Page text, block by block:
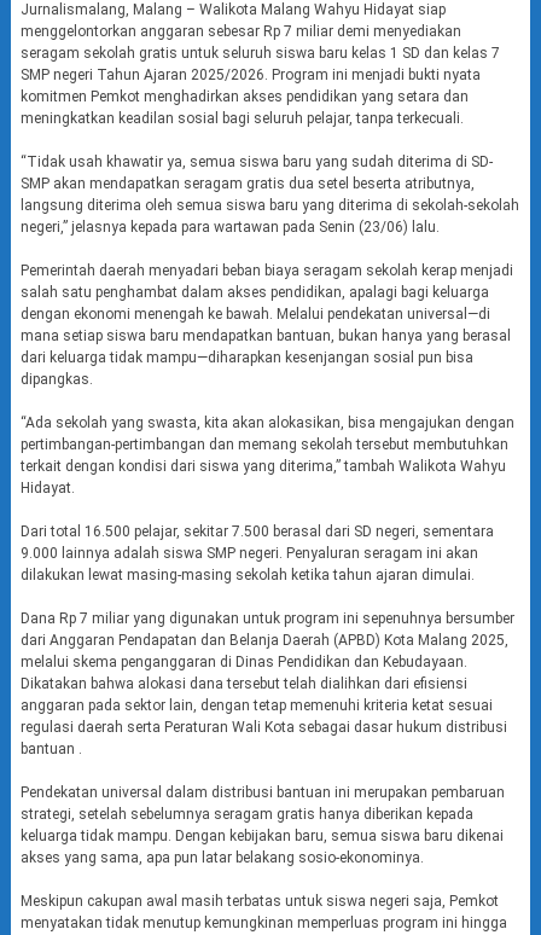
Jurnalismalang, Malang – Walikota Malang Wahyu Hidayat siap
menggelontorkan anggaran sebesar Rp 7 miliar demi menyediakan
seragam sekolah gratis untuk seluruh siswa baru kelas 1 SD dan kelas 7
SMP negeri Tahun Ajaran 2025/2026. Program ini menjadi bukti nyata
komitmen Pemkot menghadirkan akses pendidikan yang setara dan
meningkatkan keadilan sosial bagi seluruh pelajar, tanpa terkecuali.
“Tidak usah khawatir ya, semua siswa baru yang sudah diterima di SD-
SMP akan mendapatkan seragam gratis dua setel beserta atributnya,
langsung diterima oleh semua siswa baru yang diterima di sekolah-sekolah
negeri,” jelasnya kepada para wartawan pada Senin (23/06) lalu.
Pemerintah daerah menyadari beban biaya seragam sekolah kerap menjadi
salah satu penghambat dalam akses pendidikan, apalagi bagi keluarga
dengan ekonomi menengah ke bawah. Melalui pendekatan universal—di
mana setiap siswa baru mendapatkan bantuan, bukan hanya yang berasal
dari keluarga tidak mampu—diharapkan kesenjangan sosial pun bisa
dipangkas.
“Ada sekolah yang swasta, kita akan alokasikan, bisa mengajukan dengan
pertimbangan-pertimbangan dan memang sekolah tersebut membutuhkan
terkait dengan kondisi dari siswa yang diterima,” tambah Walikota Wahyu
Hidayat.
Dari total 16.500 pelajar, sekitar 7.500 berasal dari SD negeri, sementara
9.000 lainnya adalah siswa SMP negeri. Penyaluran seragam ini akan
dilakukan lewat masing-masing sekolah ketika tahun ajaran dimulai.
Dana Rp 7 miliar yang digunakan untuk program ini sepenuhnya bersumber
dari Anggaran Pendapatan dan Belanja Daerah (APBD) Kota Malang 2025,
melalui skema penganggaran di Dinas Pendidikan dan Kebudayaan.
Dikatakan bahwa alokasi dana tersebut telah dialihkan dari efisiensi
anggaran pada sektor lain, dengan tetap memenuhi kriteria ketat sesuai
regulasi daerah serta Peraturan Wali Kota sebagai dasar hukum distribusi
bantuan .
Pendekatan universal dalam distribusi bantuan ini merupakan pembaruan
strategi, setelah sebelumnya seragam gratis hanya diberikan kepada
keluarga tidak mampu. Dengan kebijakan baru, semua siswa baru dikenai
akses yang sama, apa pun latar belakang sosio-ekonominya.
Meskipun cakupan awal masih terbatas untuk siswa negeri saja, Pemkot
menyatakan tidak menutup kemungkinan memperluas program ini hingga